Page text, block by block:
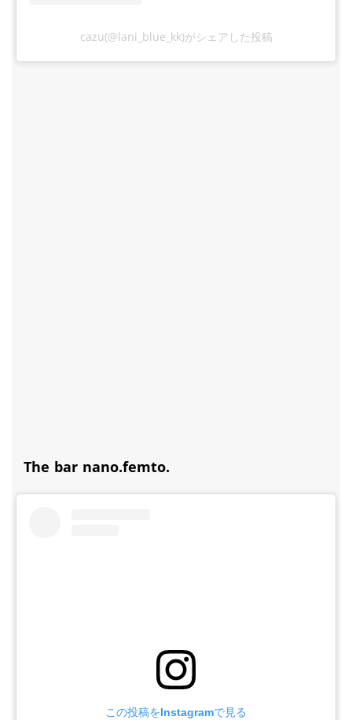
cazu(@lani_blue_kk)がシェアした投稿
The bar nano.femto.
この投稿をInstagramで見る